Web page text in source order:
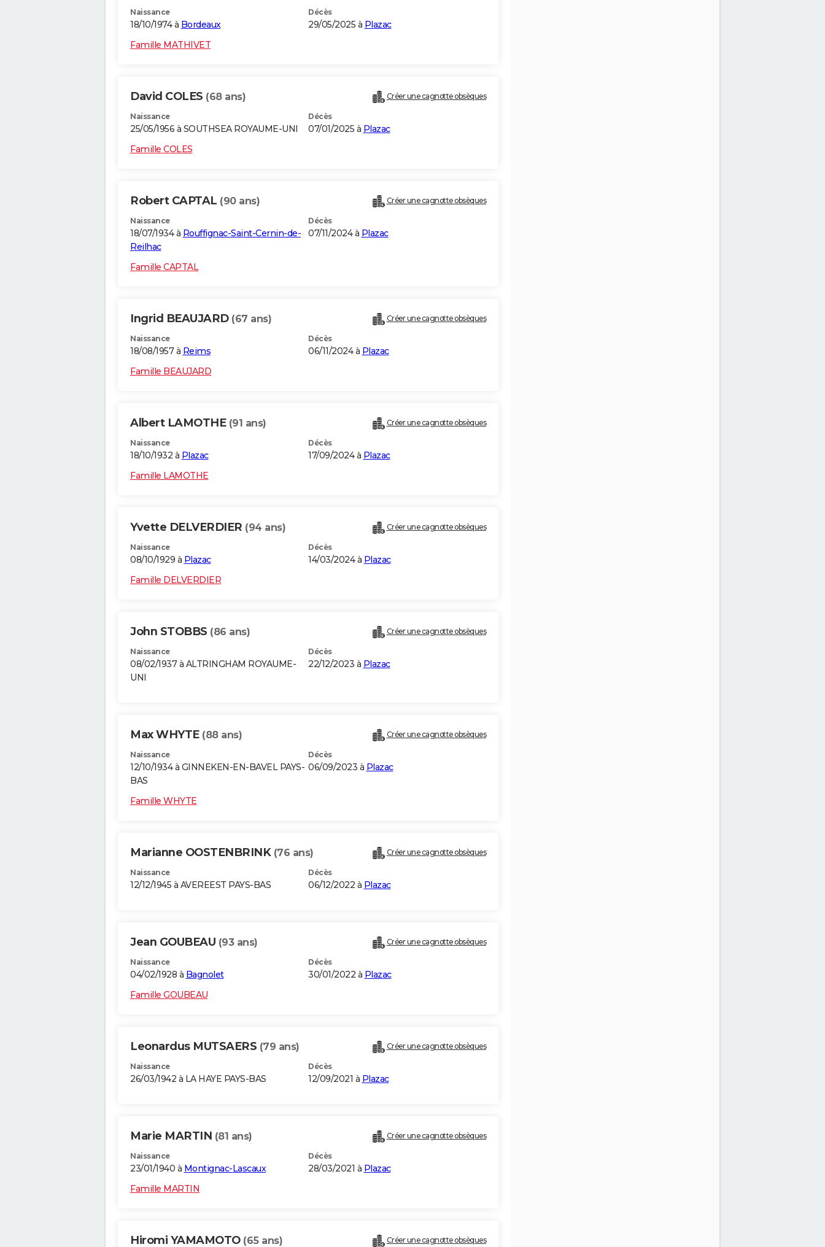
Naissance
18/10/1974 à Bordeaux
Décès
29/05/2025 à Plazac
Famille MATHIVET
David COLES (68 ans) Créer une cagnotte obsèques
Naissance
25/05/1956 à SOUTHSEA ROYAUME-UNI
Décès
07/01/2025 à Plazac
Famille COLES
Robert CAPTAL (90 ans) Créer une cagnotte obsèques
Naissance
18/07/1934 à Rouffignac-Saint-Cernin-de-
Reilhac
Décès
07/11/2024 à Plazac
Famille CAPTAL
Ingrid BEAUJARD (67 ans) Créer une cagnotte obsèques
Naissance
18/08/1957 à Reims
Décès
06/11/2024 à Plazac
Famille BEAUJARD
Albert LAMOTHE (91 ans) Créer une cagnotte obsèques
Naissance
18/10/1932 à Plazac
Décès
17/09/2024 à Plazac
Famille LAMOTHE
Yvette DELVERDIER (94 ans) Créer une cagnotte obsèques
Naissance
08/10/1929 à Plazac
Décès
14/03/2024 à Plazac
Famille DELVERDIER
John STOBBS (86 ans) Créer une cagnotte obsèques
Naissance
08/02/1937 à ALTRINGHAM ROYAUME-
UNI
Décès
22/12/2023 à Plazac
Max WHYTE (88 ans) Créer une cagnotte obsèques
Naissance
12/10/1934 à GINNEKEN-EN-BAVEL PAYS-
BAS
Décès
06/09/2023 à Plazac
Famille WHYTE
Marianne OOSTENBRINK (76 ans) Créer une cagnotte obsèques
Naissance
12/12/1945 à AVEREEST PAYS-BAS
Décès
06/12/2022 à Plazac
Jean GOUBEAU (93 ans) Créer une cagnotte obsèques
Naissance
04/02/1928 à Bagnolet
Décès
30/01/2022 à Plazac
Famille GOUBEAU
Leonardus MUTSAERS (79 ans) Créer une cagnotte obsèques
Naissance
26/03/1942 à LA HAYE PAYS-BAS
Décès
12/09/2021 à Plazac
Marie MARTIN (81 ans) Créer une cagnotte obsèques
Naissance
23/01/1940 à Montignac-Lascaux
Décès
28/03/2021 à Plazac
Famille MARTIN
Hiromi YAMAMOTO (65 ans) Créer une cagnotte obsèques